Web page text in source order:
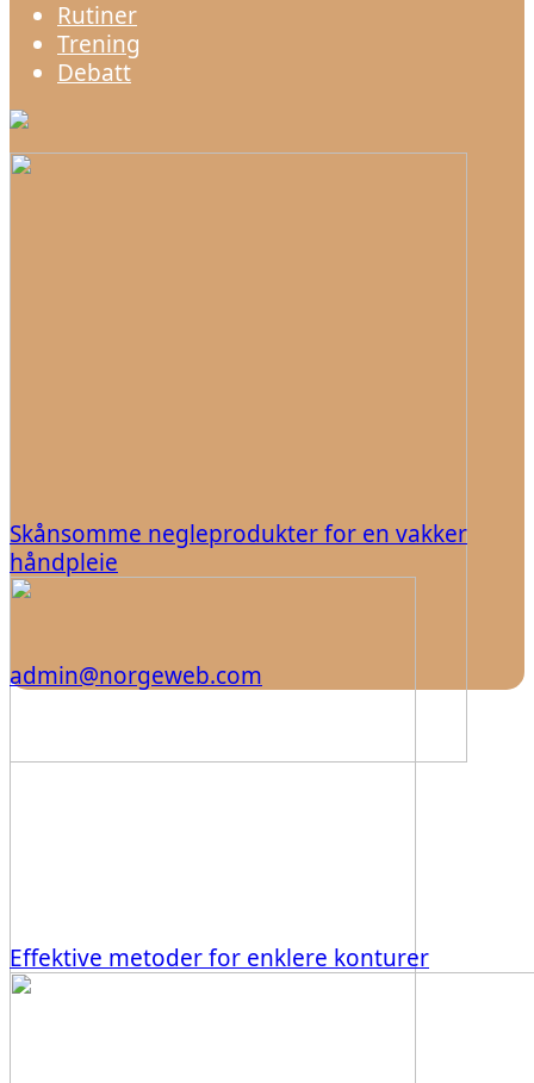
Rutiner
Trening
Debatt
Skånsomme negleprodukter for en vakker
håndpleie
Effektive metoder for enklere konturer
admin@norgeweb.com